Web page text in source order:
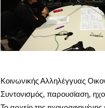
Κοινωνικής Αλληλέγγυας
Συντονισμός, παρουσίαση,